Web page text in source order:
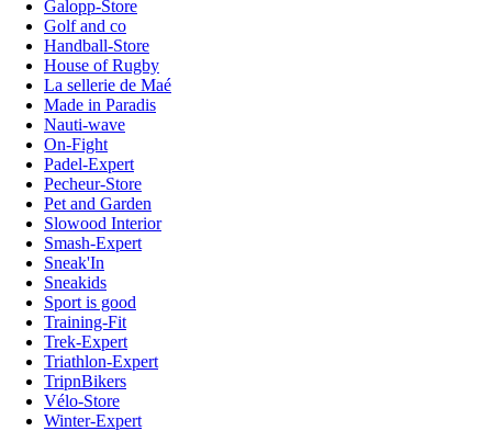
Galopp-Store
Golf and co
Handball-Store
House of Rugby
La sellerie de Maé
Made in Paradis
Nauti-wave
On-Fight
Padel-Expert
Pecheur-Store
Pet and Garden
Slowood Interior
Smash-Expert
Sneak'In
Sneakids
Sport is good
Training-Fit
Trek-Expert
Triathlon-Expert
TripnBikers
Vélo-Store
Winter-Expert